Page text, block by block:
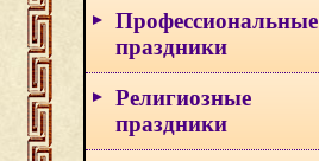
Профессиональные
праздники
Религиозные
праздники